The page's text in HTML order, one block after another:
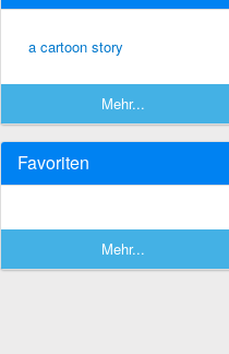
a cartoon story
Mehr...
Favoriten
Mehr...